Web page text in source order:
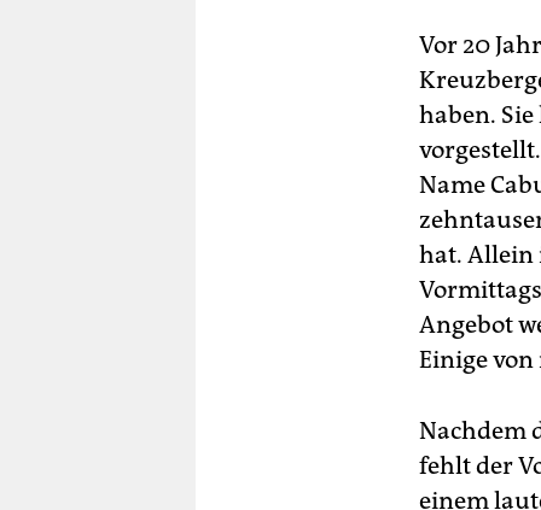
Vor 20
haben.
Name
hat. Allein
Angebot
Einige
Nachdem
fehlt der
einem